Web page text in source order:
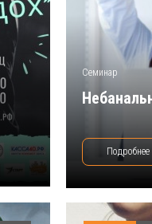
Семинар
Подробнее